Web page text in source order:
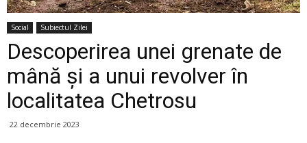
Social Subiectul Zilei
Descoperirea unei grenate de
mână și a unui revolver în
localitatea Chetrosu
22 decembrie 2023